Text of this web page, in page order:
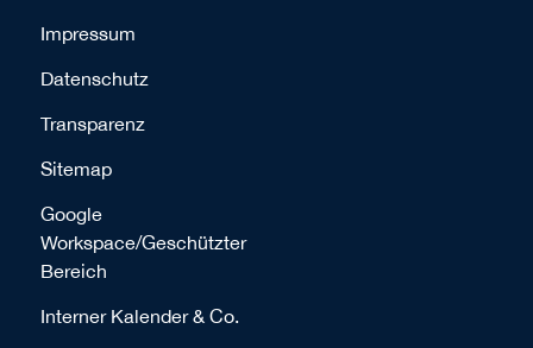
Impressum
Datenschutz
Transparenz
Sitemap
Google
Workspace/Geschützter
Bereich
Interner Kalender & Co.